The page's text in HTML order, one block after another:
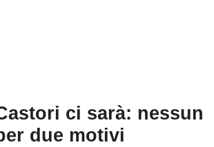
ci sarà: nessun
due motivi